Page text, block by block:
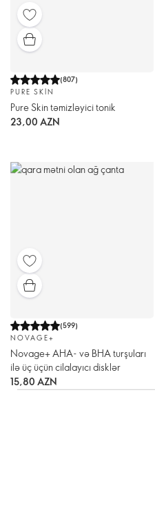
(807)
PURE SKIN
Pure Skin təmizləyici tonik
23,00 AZN
(599)
NOVAGE+
Novage+ AHA- və BHA turşuları
ilə üç üçün cilalayıcı disklər
15,80 AZN